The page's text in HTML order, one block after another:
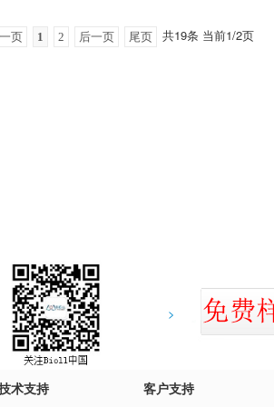
共19条 当前1/2页
页 1 2 后一页 尾页
>
术支持 客户支持